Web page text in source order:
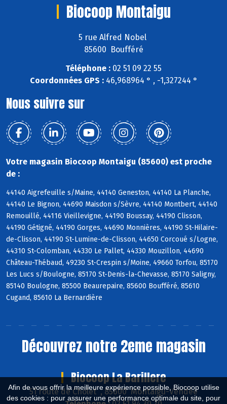
Afin de vous offrir la meilleure expérience possible, Biocoop utilise
des cookies : pour assurer une performance optimale du site, pour
Biocoop Montaigu
5 rue Alfred Nobel
85600 Boufféré
Téléphone : 02 51 09 22 55
Coordonnées GPS :46,968964 ° , -1,327244 °
Nous suivre sur
Votre magasin Biocoop Montaigu (85600) est proche
de :
44140 Aigrefeuille s/Maine, 44140 Geneston, 44140 La Planche,
44140 Le Bignon, 44690 Maisdon s/Sèvre, 44140 Montbert, 44140
Remouillé, 44116 Vieillevigne, 44190 Boussay, 44190 Clisson,
44190 Gétigné, 44190 Gorges, 44690 Monnières, 44190 St-Hilaire-
de-Clisson, 44190 St-Lumine-de-Clisson, 44650 Corcoué s/Logne,
44310 St-Colomban, 44330 Le Pallet, 44330 Mouzillon, 44690
Château-Thébaud, 49230 St-Crespin s/Moine, 49660 Torfou, 85170
Les Lucs s/Boulogne, 85170 St-Denis-la-Chevasse, 85170 Saligny,
85140 Boulogne, 85500 Beaurepaire, 85600 Boufféré, 85610
Cugand, 85610 La Bernardière
Découvrez notre 2eme magasin
Biocoop La Barillere
51 route de Cholet , 85600 Montaigu-Vendée